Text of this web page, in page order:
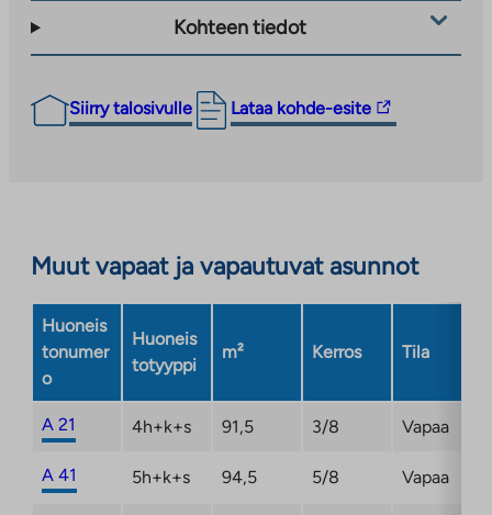
Kohteen tiedot
Siirry talosivulle Lataa kohde-esite
Linkki
vie
uuteen
Muut vapaat ja vapautuvat asunnot
Huoneis
tonumer
o
Huoneis
totyyppi
m² Kerros Tila
A 21 4h+k+s 91,5 3/8 Vapaa
A 41 5h+k+s 94,5 5/8 Vapaa